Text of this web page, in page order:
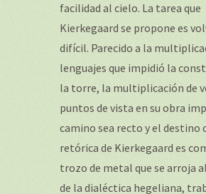
facilidad al cielo. La tarea que
Kierkegaard se propone es
difícil. Parecido a la
lenguajes que impidió la
la torre, la multiplicación de
puntos de vista en su obra
camino sea recto y el destino
retórica de Kierkegaard es
trozo de metal que se arroja
de la dialéctica hegeliana,